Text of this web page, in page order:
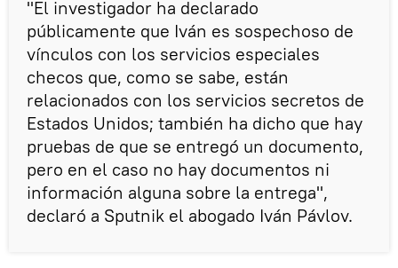
"El investigador ha declarado
públicamente que Iván es sospechoso de
vínculos con los servicios especiales
checos que, como se sabe, están
relacionados con los servicios secretos de
Estados Unidos; también ha dicho que hay
pruebas de que se entregó un documento,
pero en el caso no hay documentos ni
información alguna sobre la entrega",
declaró a Sputnik el abogado Iván Pávlov.